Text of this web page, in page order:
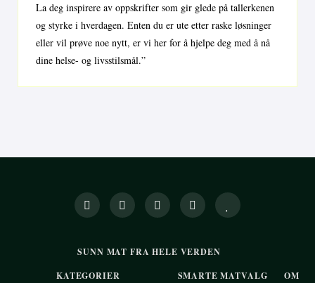
La deg inspirere av oppskrifter som gir glede på tallerkenen
og styrke i hverdagen. Enten du er ute etter raske løsninger
eller vil prøve noe nytt, er vi her for å hjelpe deg med å nå
dine helse- og livsstilsmål.”
SUNN MAT FRA HELE VERDEN
KATEGORIER
SMARTE MATVALG OM